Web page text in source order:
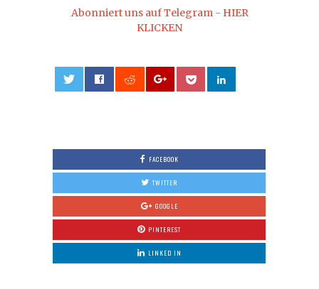
Abonniert uns auf Telegram - HIER
KLICKEN
FACEBOOK
TWITTER
GOOGLE
PINTEREST
LINKED IN